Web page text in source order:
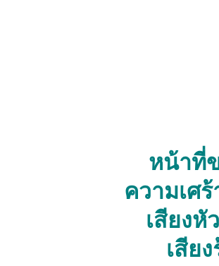
หน้าที่
ความเศ
เสียงหั
เสีย